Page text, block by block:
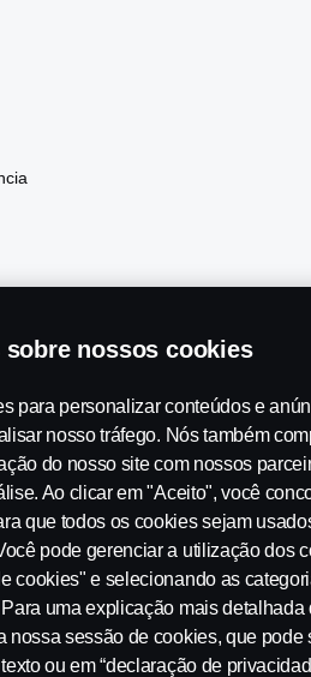
Brasil
de Privacidade Contato
cookies
sobre nossos cookies
para personalizar conteúdos e
nosso tráfego. Nós também
do nosso site com nossos
Ao clicar em "Aceito", você
que todos os cookies sejam
pode gerenciar a utilização dos
cookies" e selecionando as
uma explicação mais detalhada
nossa sessão de cookies, que pode
ou em “declaração de